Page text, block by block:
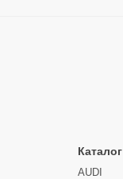
Каталог
AUDI